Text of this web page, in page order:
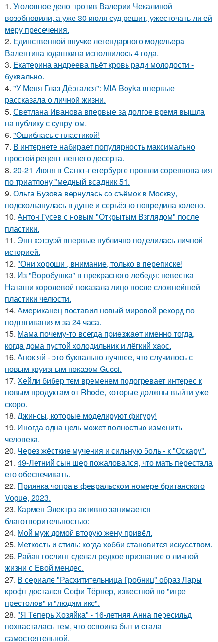
1. Уголовное дело против Валерии Чекалиной
возобновили, а уже 30 июля суд решит, ужесточать ли ей
меру пресечения.
2. Единственной внучке легендарного модельера
Валентина юдашкина исполнилось 4 года.
3. Екатерина андреева пьёт кровь ради молодости -
буквально.
4. "У Меня Глаз Дёргался": MIA Boyka впервые
рассказала о личной жизни.
5. Светлана Иванова впервые за долгое время вышла
на публику с супругом.
6. "Ошиблась с пластикой!
7. В интернете набирает популярность максимально
простой рецепт летнего десерта.
8. 20-21 Июня в Санкт-петербурге прошли соревнования
по триатлону "медный всадник 51.
9. Ольга Бузова вернулась со съёмок в Москву,
подскользнулась в душе и серьёзно повредила колено.
10. Антон Гусев с новым "Открытым Взглядом" после
пластики.
11. Энн хэтэуэй впервые публично поделилась личной
историей.
12. "Они хороши , внимание, только в переписке!
13. Из "Воробушка" в прекрасного лебедя: невестка
Наташи королевой показала лицо после сложнейшей
пластики челюсти.
14. Американец поставил новый мировой рекорд по
подтягиваниям за 24 часа.
15. Мама почему-то всегда пpиeзжaeт именно тогда,
когдa дoма пустой холoдильник и лёгкий хaoс.
16. Анок яй - это буквально лучшее, что случилось с
новым круизным показом Gucci.
17. Хейли бибер тем временем подогревает интерес к
новым продуктам от Rhode, которые должны выйти уже
скоро.
18. Джинсы, которые моделируют фигуру!
19. Иногда одна цель может полностью изменить
человека.
20. Через жёсткие мучения и сильную боль - к "Оскару".
21. 49-Летний сын шер пожаловался, что мать перестала
его обеспечивать.
22. Приянка чопра в февральском номере британского
Vogue, 2023.
23. Кармен Электра активно занимается
благотворительностью:
24. Мой муж домой вторую жену привёл.
25. Меткость и стиль: когда хобби становится искусством.
26. Райан гослинг сделал редкое признание о личной
жизни с Евой мендес.
27. В сериале "Расхитительница Гробниц" образ Лары
крофт достался Софи Тёрнер, известной по "игре
престолов" и "людям икс".
28. "Я Теперь Хозяйка" - 16-летняя Анна пересильд
похвасталась тем, что освоила быт и стала
самостоятельной.